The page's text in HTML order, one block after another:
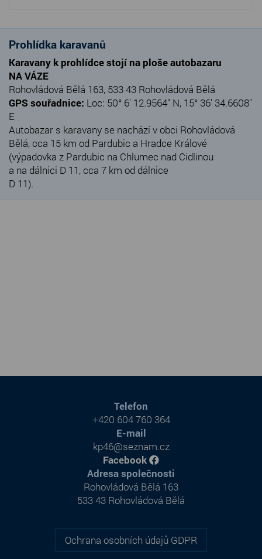
Prohlídka karavanů
Karavany k prohlídce stojí na ploše autobazaru
NA VÁZE
Rohovládová Bělá 163, 533 43 Rohovládová Bělá
GPS souřadnice: Loc: 50° 6' 12.9564" N, 15° 36' 34.6608"
E
Autobazar s karavany se nachází v obci Rohovládová
Bělá, cca 15 km od Pardubic a Hradce Králové
(výpadovka z Pardubic na Chlumec nad Cidlinou
a na dálnici D 11, cca 7 km od dálnice
D 11).
Ochrana osobních údajů GDPR
Adresa společnosti
Rohovládová Bělá 163
533 43 Rohovládová Bělá
Telefon
+420 604 760 364
E-mail
kp46@seznam.cz
Facebook